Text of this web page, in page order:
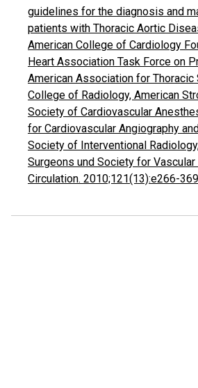
guidelines for the diagnosis and
patients with Thoracic Aortic
American College of Cardiology
Heart Association Task Force on
American Association for Thoracic
College of Radiology, American
Society of Cardiovascular
for Cardiovascular Angiography
Society of Interventional
Surgeons und Society for
Circulation. 2010;121(13):e266-369